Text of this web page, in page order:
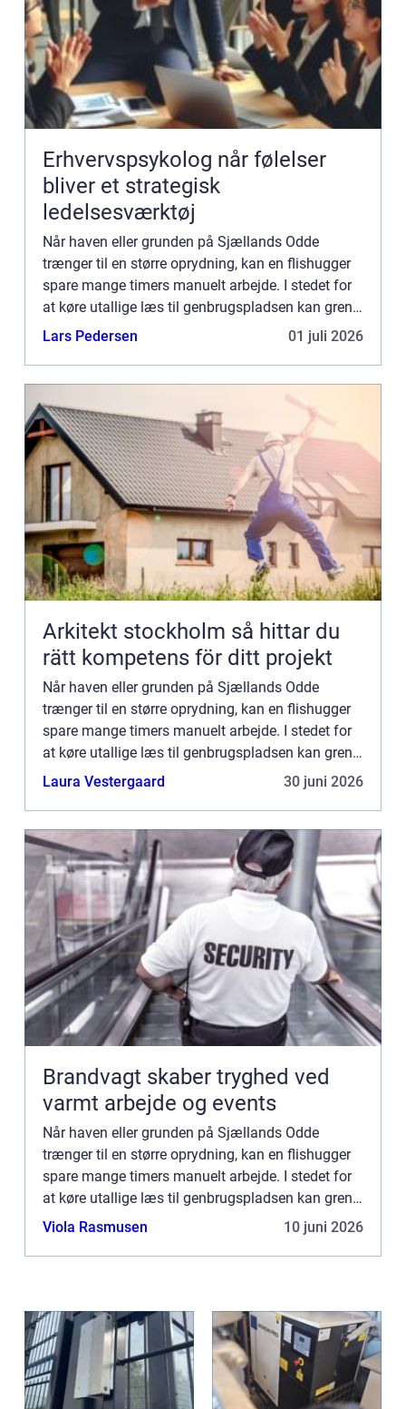
Erhvervspsykolog når følelser
bliver et strategisk
ledelsesværktøj
Når haven eller grunden på Sjællands Odde
trænger til en større oprydning, kan en flishugger
spare mange timers manuelt arbejde. I stedet for
at køre utallige læs til genbrugspladsen kan grene
og kvas omdannes til brugbar flis direkte på
Lars Pedersen 01 juli 2026
Arkitekt stockholm så hittar du
rätt kompetens för ditt projekt
Når haven eller grunden på Sjællands Odde
trænger til en større oprydning, kan en flishugger
spare mange timers manuelt arbejde. I stedet for
at køre utallige læs til genbrugspladsen kan grene
og kvas omdannes til brugbar flis direkte på
Laura Vestergaard 30 juni 2026
Brandvagt skaber tryghed ved
varmt arbejde og events
Når haven eller grunden på Sjællands Odde
trænger til en større oprydning, kan en flishugger
spare mange timers manuelt arbejde. I stedet for
at køre utallige læs til genbrugspladsen kan grene
og kvas omdannes til brugbar flis direkte på
Viola Rasmusen 10 juni 2026